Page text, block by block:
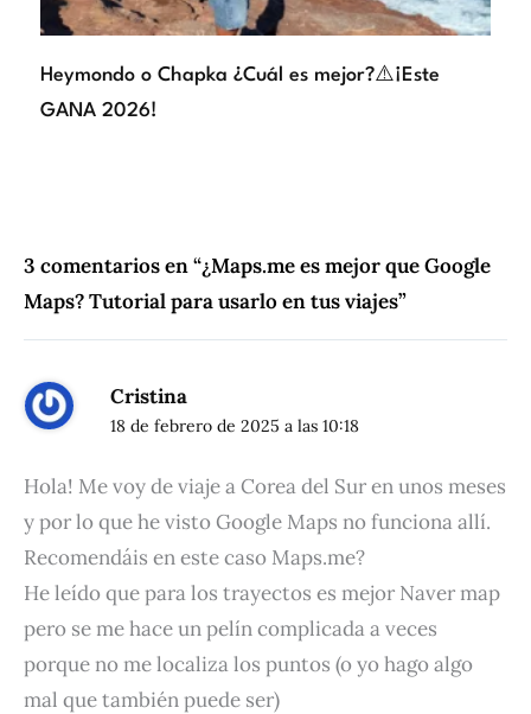
Heymondo o Chapka ¿Cuál es mejor?⚠️¡Este
GANA 2026!
3 comentarios en “¿Maps.me es mejor que Google
Maps? Tutorial para usarlo en tus viajes”
Cristina
18 de febrero de 2025 a las 10:18
Hola! Me voy de viaje a Corea del Sur en unos meses
y por lo que he visto Google Maps no funciona allí.
Recomendáis en este caso Maps.me?
He leído que para los trayectos es mejor Naver map
pero se me hace un pelín complicada a veces
porque no me localiza los puntos (o yo hago algo
mal que también puede ser)